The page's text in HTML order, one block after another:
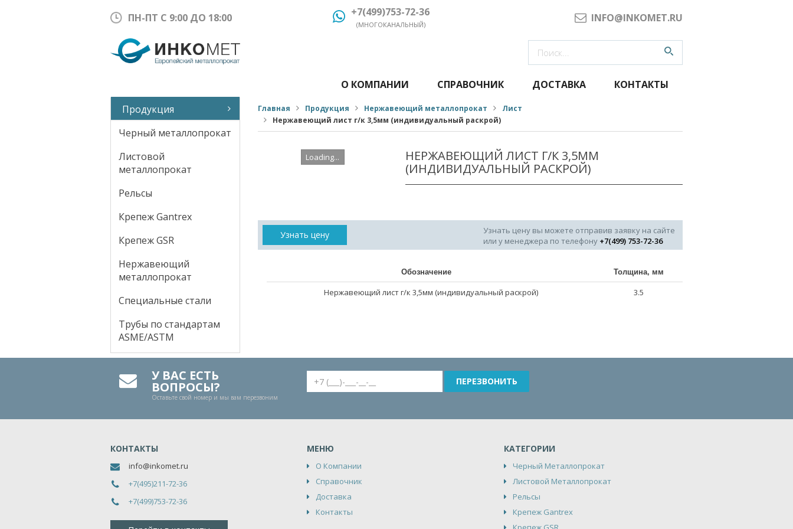
ПН-ПТ С 9:00 ДО 18:00 +7(499)753-72-36
(МНОГОКАНАЛЬНЫЙ)
INFO@INKOMET.RU
Продукция
Черный металлопрокат
Листовой
металлопрокат
Рельсы
Крепеж Gantrex
Крепеж GSR
Нержавеющий
металлопрокат
Специальные стали
Трубы по стандартам
ASME/ASTM
О КОМПАНИИ СПРАВОЧНИК ДОСТАВКА КОНТАКТЫ
Главная Продукция Нержавеющий металлопрокат
Лист
Нержавеющий лист г/к 3,5мм (индивидуальный раскрой)
Loading...
НЕРЖАВЕЮЩИЙ ЛИСТ Г/К 3,5ММ
(ИНДИВИДУАЛЬНЫЙ РАСКРОЙ)
Узнать цену
Узнать цену вы можете отправив заявку на сайте
или у менеджера по телефону +7(499) 753-72-36
Обозначение Толщина, мм
Нержавеющий лист г/к 3,5мм (индивидуальный раскрой) 3.5
У ВАС ЕСТЬ
ВОПРОСЫ?
Оставьте свой номер и мы вам перезвоним
КОНТАКТЫ
info@inkomet.ru
+7(495)211-72-36
+7(499)753-72-36
МЕНЮ
О Компании
Справочник
Доставка
Контакты
КАТЕГОРИИ
Черный Металлопрокат
Листовой Металлопрокат
Рельсы
Крепеж Gantrex